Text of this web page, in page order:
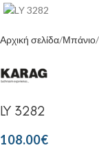
Αρχική σελίδα Μπάνιο
LY 3282
108.00€